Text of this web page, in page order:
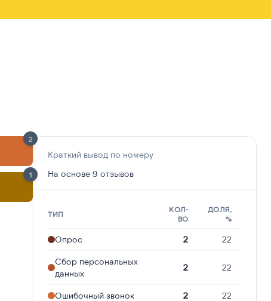
2
1
Краткий вывод по номеру
На основе 9 отзывов
ТИП
КОЛ-
ВО
ДОЛЯ,
%
Опрос 2 22
Сбор персональных
данных
2 22
Ошибочный звонок 2 22